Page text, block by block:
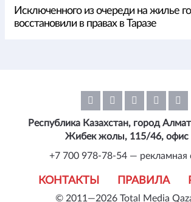
Исключенного из очереди на жилье
восстановили в правах в Таразе
© 2011—2026 Total Media
КОНТАКТЫ ПРАВИЛА
Республика Казахстан, город
Жибек жолы, 115/46, офис
+7 700 978-78-54 — рекламная